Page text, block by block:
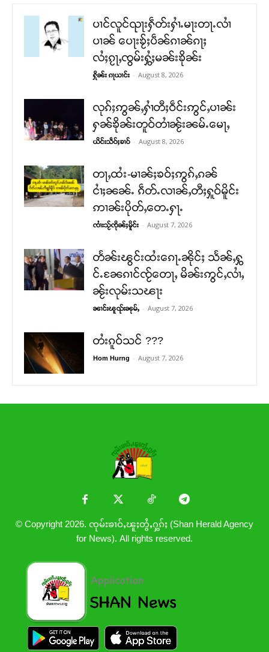
ပၢင်လူင်ၺႃးႁဵတ်းႁၢႆႉမႃးတႃႉလၢႆ
ပၢၼ် ​​ပေႃးၶႂ်ႈပဵၼ်ၵၢၼ်ၵႃႈ
လႆႈၵႂႃႇၸွမ်းႁွႆႈမၼ်းၶိုၼ်း
ႁိုၼ်း ၵႃယၢင်း - August 8, 2026
လုၵ်ႈဢွၼ်ႇႁၢႆတီႈဝဵင်းဢွင်ႇပၢၼ်း
ႁၼ်ၶိုၼ်းတူဝ်တၢႆၼႂ်းၼမ်ႉမေႃႇ
ယိင်းသဵဝ်ႈၶၢဝ် - August 8, 2026
တႃႇထႆး-မၢၼ်ႈၶဝ်ႈဢွၵ်ႇၵၼ်
ငၢႆႈၼၼ်ႉ ၵဵတ်ႉလၢၼ်ႇတီႈႁူဝ်မိူင်း
ဢၢၼ်းပိုတ်ႇတေႉႁႃႉ
ၸၢႆးသႂ်ၸိုၼ်ႈမိူင်း - August 7, 2026
တႅၼ်းၽွင်းထႆးၵေႃႉၼိုင်ႈ သႅၼ်ႇႁွ
င်ႉၼႄၵၢင်ၸႂ်တေႃႇ မိၼ်းဢွင်ႇလၢႆႇ
ၼႂ်းလုမ်းသၽႃး
ၼၢင်းၽူၺ်းၼုမ်ႇ - August 7, 2026
တႆးၵူဝ်သင် ???
Hom Hurng - August 7, 2026
© Copyright 2026. ၸုမ်းၶၢဝ်ႇၽူႈတွႆႇႁွၵ်ႈ (Shan Herald Agency
for News). All rights reserved.